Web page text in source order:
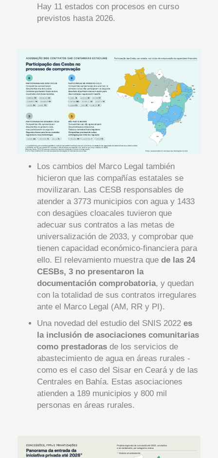
Hay 11 estados con procesos en curso
previstos hasta 2026.
Los cambios del Marco Legal también
hicieron que las compañías estatales se
movilizaran. Las CESB responsables de
atender a 3773 municipios con agua y 1433
con desagües cloacales tuvieron que
adecuar sus contratos a las metas de
universalización de 2033, y comprobar que
tienen capacidad económico-financiera para
ello. El relevamiento muestra que de las 24
CESBs, 3 no presentaron la
documentación comprobatoria, y quedan
con la totalidad de sus contratos irregulares
ante el Marco Legal (AM, RR y PI).
Una novedad del estudio del SNIS 2022 es
la inclusión de asociaciones comunitarias
como prestadoras de los servicios de
abastecimiento de agua en áreas rurales -
como es el caso del Sisar en Ceará y de las
Centrales en Bahía. Estas asociaciones
atienden a 189 municipios y 800 mil
personas en áreas rurales.